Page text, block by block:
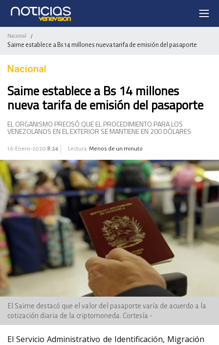
Nacional /
Saime establece a Bs 14 millones nueva tarifa de emisión del pasaporte
Nacional
Saime establece a Bs 14 millones
nueva tarifa de emisión del pasaporte
EL ORGANISMO PRECISÓ QUE EL PROCEDIMIENTO PARA LOS
VENEZOLANOS EN EL EXTERIOR SE MANTIENE EN 200 DÓLARES
16-Enero-2020 8:24 Lectura: Menos de un minuto
El Saime destacó que el valor del pasaporte varía de acuerdo a la
cotización diaria de la criptomoneda. Cortesía -
El Servicio Administrativo de Identificación, Migración